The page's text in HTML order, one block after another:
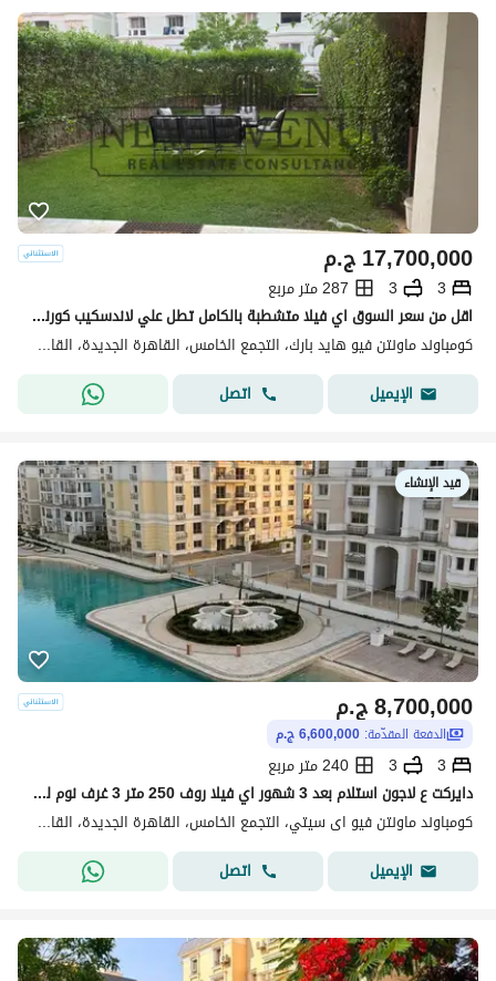
ج.م17,700,000
3
3
287 متر مربع
اقل من سعر السوق اي فيلا متشطبة بالكامل تطل علي لاندسكيب كورنر 3 غرف نوم في ماونتين فيو هايد بارك Mountain View hyde park
كومباوند ماونتن فيو هايد بارك، التجمع الخامس، القاهرة الجديدة، القاهرة
الإيميل
اتصل
قيد الإنشاء
ج.م8,700,000
الدفعة المقدّمة: 6,600,000 ج.م
3
3
240 متر مربع
دايركت ع لاجون استلام بعد 3 شهور اي فيلا روف 250 متر 3 غرف نوم للبيع فى اميز لوكيشن فى كمبوند ماونتن فيو اي سيتي التجمع الخامس Mountain View Icity
كومباوند ماونتن فيو اى سيتي، التجمع الخامس، القاهرة الجديدة، القاهرة
الإيميل
اتصل